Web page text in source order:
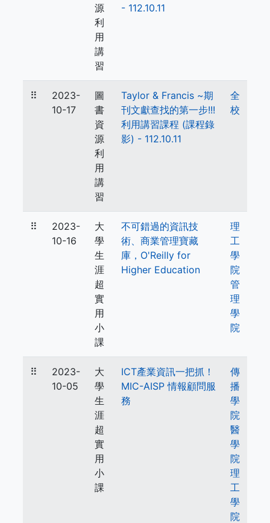
源
利
用
講
習
- 112.10.11
⠿
2023-
10-17
圖
書
資
源
利
用
講
習
Taylor & Francis ~期
刊文獻查找的第一步!!!
利用講習課程 (課程錄
影) - 112.10.11
全
校
⠿
2023-
10-16
大
學
生
涯
超
實
用
小
課
不可錯過的資訊技
術、商業管理寶藏
庫，O'Reilly for
Higher Education
理
工
學
院
管
理
學
院
⠿
2023-
10-05
大
學
生
涯
超
實
用
小
課
ICT產業資訊一把抓！
MIC-AISP 情報顧問服
務
傳
播
學
院
醫
學
院
理
工
學
院